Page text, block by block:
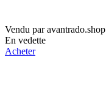
Vendu paravantrado.shop
En vedette
Acheter